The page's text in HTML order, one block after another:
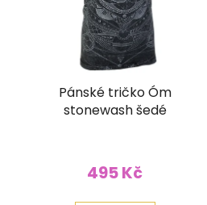
Pánské tričko Óm
stonewash šedé
495 Kč